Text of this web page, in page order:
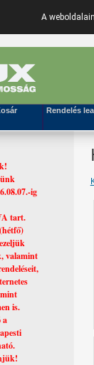
A
Rendelés
ig
tart.
valamint
is.
a